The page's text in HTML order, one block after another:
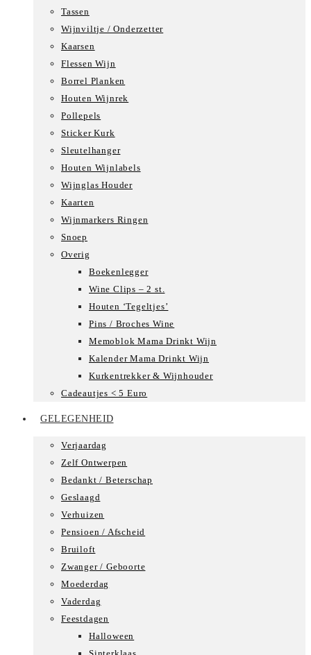
Tassen
Wijnviltje / Onderzetter
Kaarsen
Flessen Wijn
Borrel Planken
Houten Wijnrek
Pollepels
Sticker Kurk
Sleutelhanger
Houten Wijnlabels
Wijnglas Houder
Kaarten
Wijnmarkers Ringen
Snoep
Overig
Boekenlegger
Wine Clips – 2 st.
Houten ‘Tegeltjes’
Pins / Broches Wine
Memoblok Mama Drinkt Wijn
Kalender Mama Drinkt Wijn
Kurkentrekker & Wijnhouder
Cadeautjes < 5 Euro
GELEGENHEID
Verjaardag
Zelf Ontwerpen
Bedankt / Beterschap
Geslaagd
Verhuizen
Pensioen / Afscheid
Bruiloft
Zwanger / Geboorte
Moederdag
Vaderdag
Feestdagen
Halloween